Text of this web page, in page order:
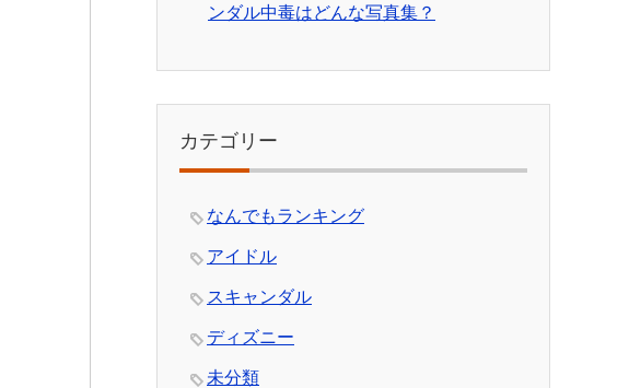
ンダル中毒はどんな写真集？
カテゴリー
なんでもランキング
アイドル
スキャンダル
ディズニー
未分類